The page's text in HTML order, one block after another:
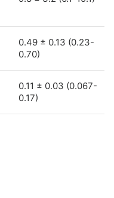
0.49 ± 0.13 (0.23-
0.70)
0.11 ± 0.03 (0.067-
0.17)